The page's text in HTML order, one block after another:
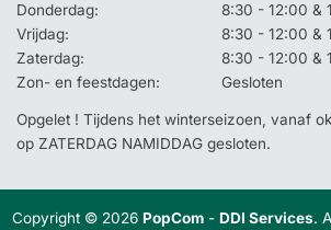
Donderdag:
8:30 - 12:00 &
Vrijdag:
8:30 - 12:00 &
Zaterdag:
8:30 - 12:00 &
Zon- en feestdagen:
Gesloten
Opgelet ! Tijdens het winterseizoen, vanaf
op ZATERDAG NAMIDDAG gesloten.
Copyright © 2026PopCom -DDI Services.